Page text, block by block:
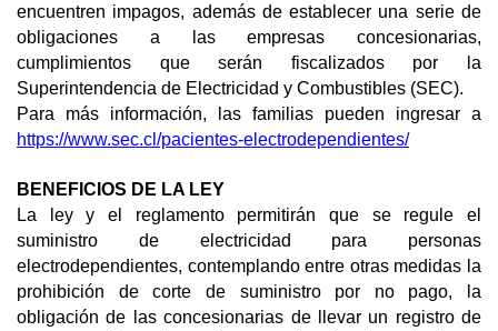
encuentren impagos, además de establecer una serie de
obligaciones a las empresas concesionarias,
cumplimientos que serán fiscalizados por la
Superintendencia de Electricidad y Combustibles (SEC).
Para más información, las familias pueden ingresar a
https://www.sec.cl/pacientes-electrodependientes/
BENEFICIOS DE LA LEY
La ley y el reglamento permitirán que se regule el
suministro de electricidad para personas
electrodependientes, contemplando entre otras medidas la
prohibición de corte de suministro por no pago, la
obligación de las concesionarias de llevar un registro de